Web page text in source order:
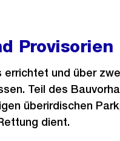
Provisorien
errichtet und über
Teil des
überirdischen
dient.